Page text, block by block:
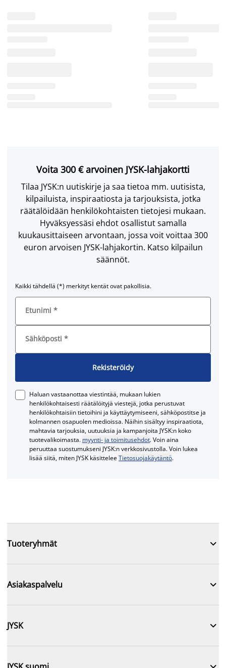
Voita 300 € arvoinen JYSK-lahjakortti
Tilaa JYSK:n uutiskirje ja saa tietoa mm. uutisista,
kilpailuista, inspiraatiosta ja tarjouksista, jotka
räätälöidään henkilökohtaisten tietojesi mukaan.
Hyväksyessäsi ehdot osallistut samalla
kuukausittaiseen arvontaan, jossa voit voittaa 300
euron arvoisen JYSK-lahjakortin. Katso kilpailun
säännöt.
Kaikki tähdellä (*) merkityt kentät ovat pakollisia.
Etunimi *
Sähköposti *
Rekisteröidy
Haluan vastaanottaa viestintää, mukaan lukien
henkilökohtaisesti räätälöityjä viestejä, jotka perustuvat
henkilökohtaisiin tietoihini ja käyttäytymiseeni, sähköpostitse ja
kolmannen osapuolen medioissa. Näihin sisältyy inspiraatiota,
mahtavia tarjouksia, uutuuksia ja kampanjoita JYSK:n koko
tuotevalikoimasta. myynti- ja toimitusehdot. Voin aina
peruuttaa suostumukseni JYSK:n verkkosivustolla. Voin lukea
lisää siitä, miten JYSK käsitteleeTietosuojakäytäntö.
Tuoteryhmät 
Asiakaspalvelu 
JYSK 